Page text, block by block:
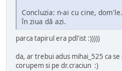
Concluzia: n-ai cu cine,
în ziua dă azi.
parca tapirul era pdl'ist :)))))
da, ar trebui adus mihai_525 ca
corupem si pe dr.craciun :)